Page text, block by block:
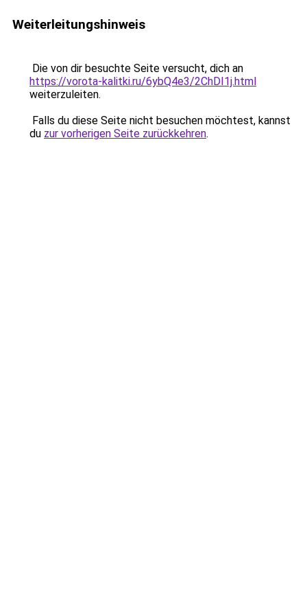
Weiterleitungshinweis
Die von dir besuchte Seite versucht, dich an
https://vorota-kalitki.ru/6ybQ4e3/2ChDI1j.html
weiterzuleiten.
Falls du diese Seite nicht besuchen möchtest, kannst
du zur vorherigen Seite zurückkehren.